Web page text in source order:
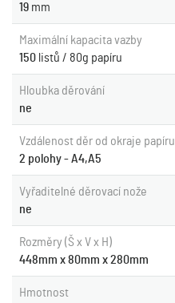
19 mm
Maximální kapacita vazby
150 listů / 80g papíru
Hloubka děrování
ne
Vzdálenost děr od okraje papíru
2 polohy - A4,A5
Vyřaditelné děrovací nože
ne
Rozměry (Š x V x H)
448mm x 80mm x 280mm
Hmotnost